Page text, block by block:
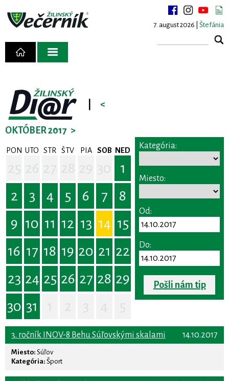
7. august 2026 | Štefánia
<
OKTÓBER 2017 >
PON UTO STR ŠTV PIA SOB NED
1
2
3 4 5 6 7
8
9 10 11 12 13 14 15
16 17 18 19 20 21 22
23 24 25 26 27 28 29
30 31
Kategória:
Miesto:
Od:
Do:
Pošli nám tip
14.10.2017
3. ročník INOV-8 Behu Súľovskými skalami
Miesto: Súľov
Kategória: Šport